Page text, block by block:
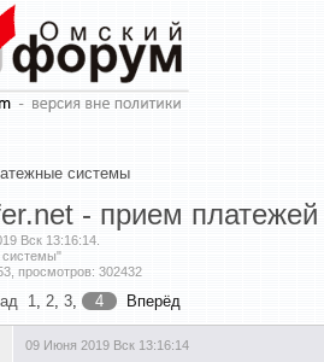
системы
- прием
Вск 13:16:14
системы"
просмотров: 302432
1, 2, 3, 4 Вперёд
09 Июня 2019 Вск 13:16:14